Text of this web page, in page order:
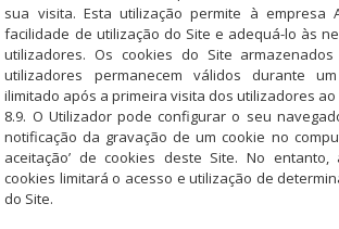
sua visita. Esta utilização permite à empresa
facilidade de utilização do Site e adequá-lo às
utilizadores. Os cookies do Site
utilizadores permanecem válidos durante
ilimitado após a primeira visita dos utilizadores ao
8.9. O Utilizador pode configurar o seu
notificação da gravação de um cookie no
aceitação’ de cookies deste Site. No entanto,
cookies limitará o acesso e utilização de
do Site.